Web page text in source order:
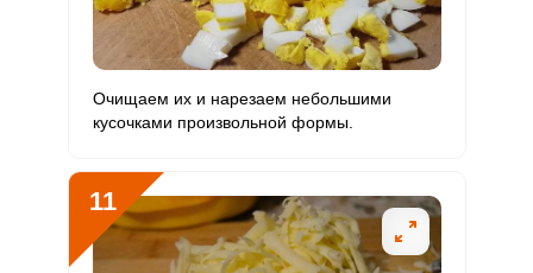
Очищаем их и нарезаем небольшими
кусочками произвольной формы.
11